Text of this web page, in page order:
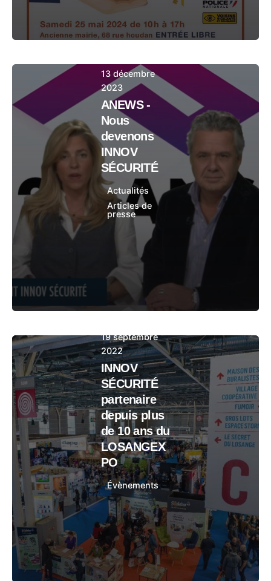
13 décembre
2023
ANEWS -
Nous
devenons
INNOV
SÉCURITÉ
Actualités
Articles de
presse
19 septembre
2022
INNOV
SÉCURITÉ
partenaire
depuis plus
de 10 ans du
LOSANGEX
PO
Évènements